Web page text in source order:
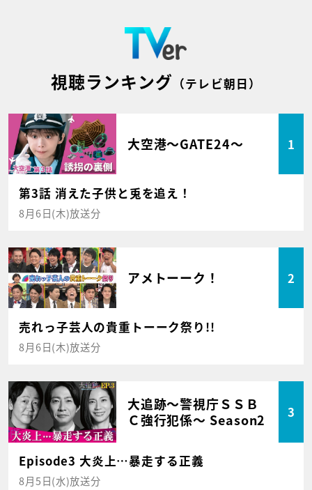
視聴ランキング （テレビ朝日）
大空港～GATE24～ 1
第3話 消えた子供と兎を追え！
8月6日(木)放送分
アメトーーク！ 2
売れっ子芸人の貴重トーーク祭り!!
8月6日(木)放送分
大追跡～警視庁ＳＳＢ
Ｃ強行犯係～ Season2
3
Episode3 大炎上…暴走する正義
8月5日(水)放送分